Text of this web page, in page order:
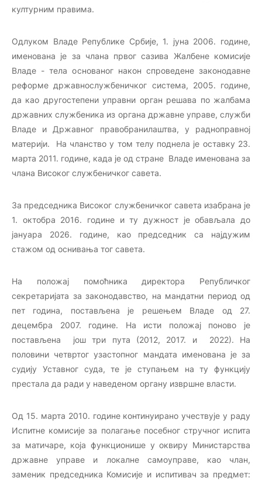
културним правима.
Одлуком Владе Републике Србије, 1. јуна 2006. године,
именована је за члана првог сазива Жалбене комисије
Владе - тела основаног након спроведене законодавне
реформе државнослужбеничког система, 2005. године,
да као другостепени управни орган решава по жалбама
државних службеника из органа државне управе, служби
Владе и Државног правобранилаштва, у радноправној
материји. На чланство у том телу поднела је оставку 23.
марта 2011. године, када је од стране Владе именована за
члана Високог службеничког савета.
За председника Високог службеничког савета изабрана је
1. октобра 2016. године и ту дужност је обављала до
јануара 2026. године, као председник са најдужим
стажом од оснивања тог савета.
На положај помоћника директора Републичког
секретаријата за законодавство, на мандатни период од
пет година, постављена је решењем Владе од 27.
децембра 2007. године. На исти положај поново је
постављена још три пута (2012, 2017. и 2022). На
половини четвртог узастопног мандата именована је за
судију Уставног суда, те је ступањем на ту функцију
престала да ради у наведеном органу извршне власти.
Од 15. марта 2010. године континуирано учествује у раду
Испитне комисије за полагање посебног стручног испита
за матичаре, која функционише у оквиру Министарства
државне управе и локалне самоуправе, као члан,
заменик председника Комисије и испитивач за предмет: